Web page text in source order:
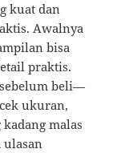
kuat dan
Awalnya
bisa
praktis.
beli—
ukuran,
malas
ulasan